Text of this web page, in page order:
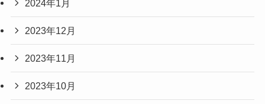
2024年1月
2023年12月
2023年11月
2023年10月